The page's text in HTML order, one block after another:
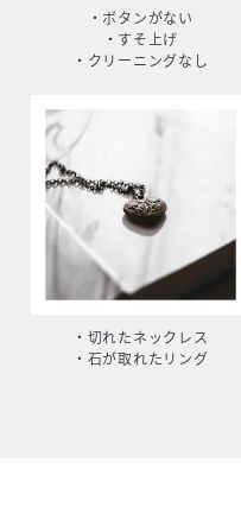
・ボタンがない
・すそ上げ
・クリーニングなし
・切れたネックレス
・石が取れたリング